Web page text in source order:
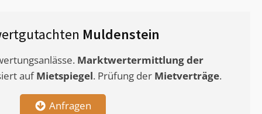
Muldenstein
Marktwertermittlungder
aufMietspiegel. Prüfung der Mietverträge.
Anfragen